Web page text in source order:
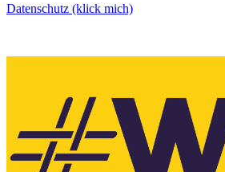
Datenschutz (klick mich)